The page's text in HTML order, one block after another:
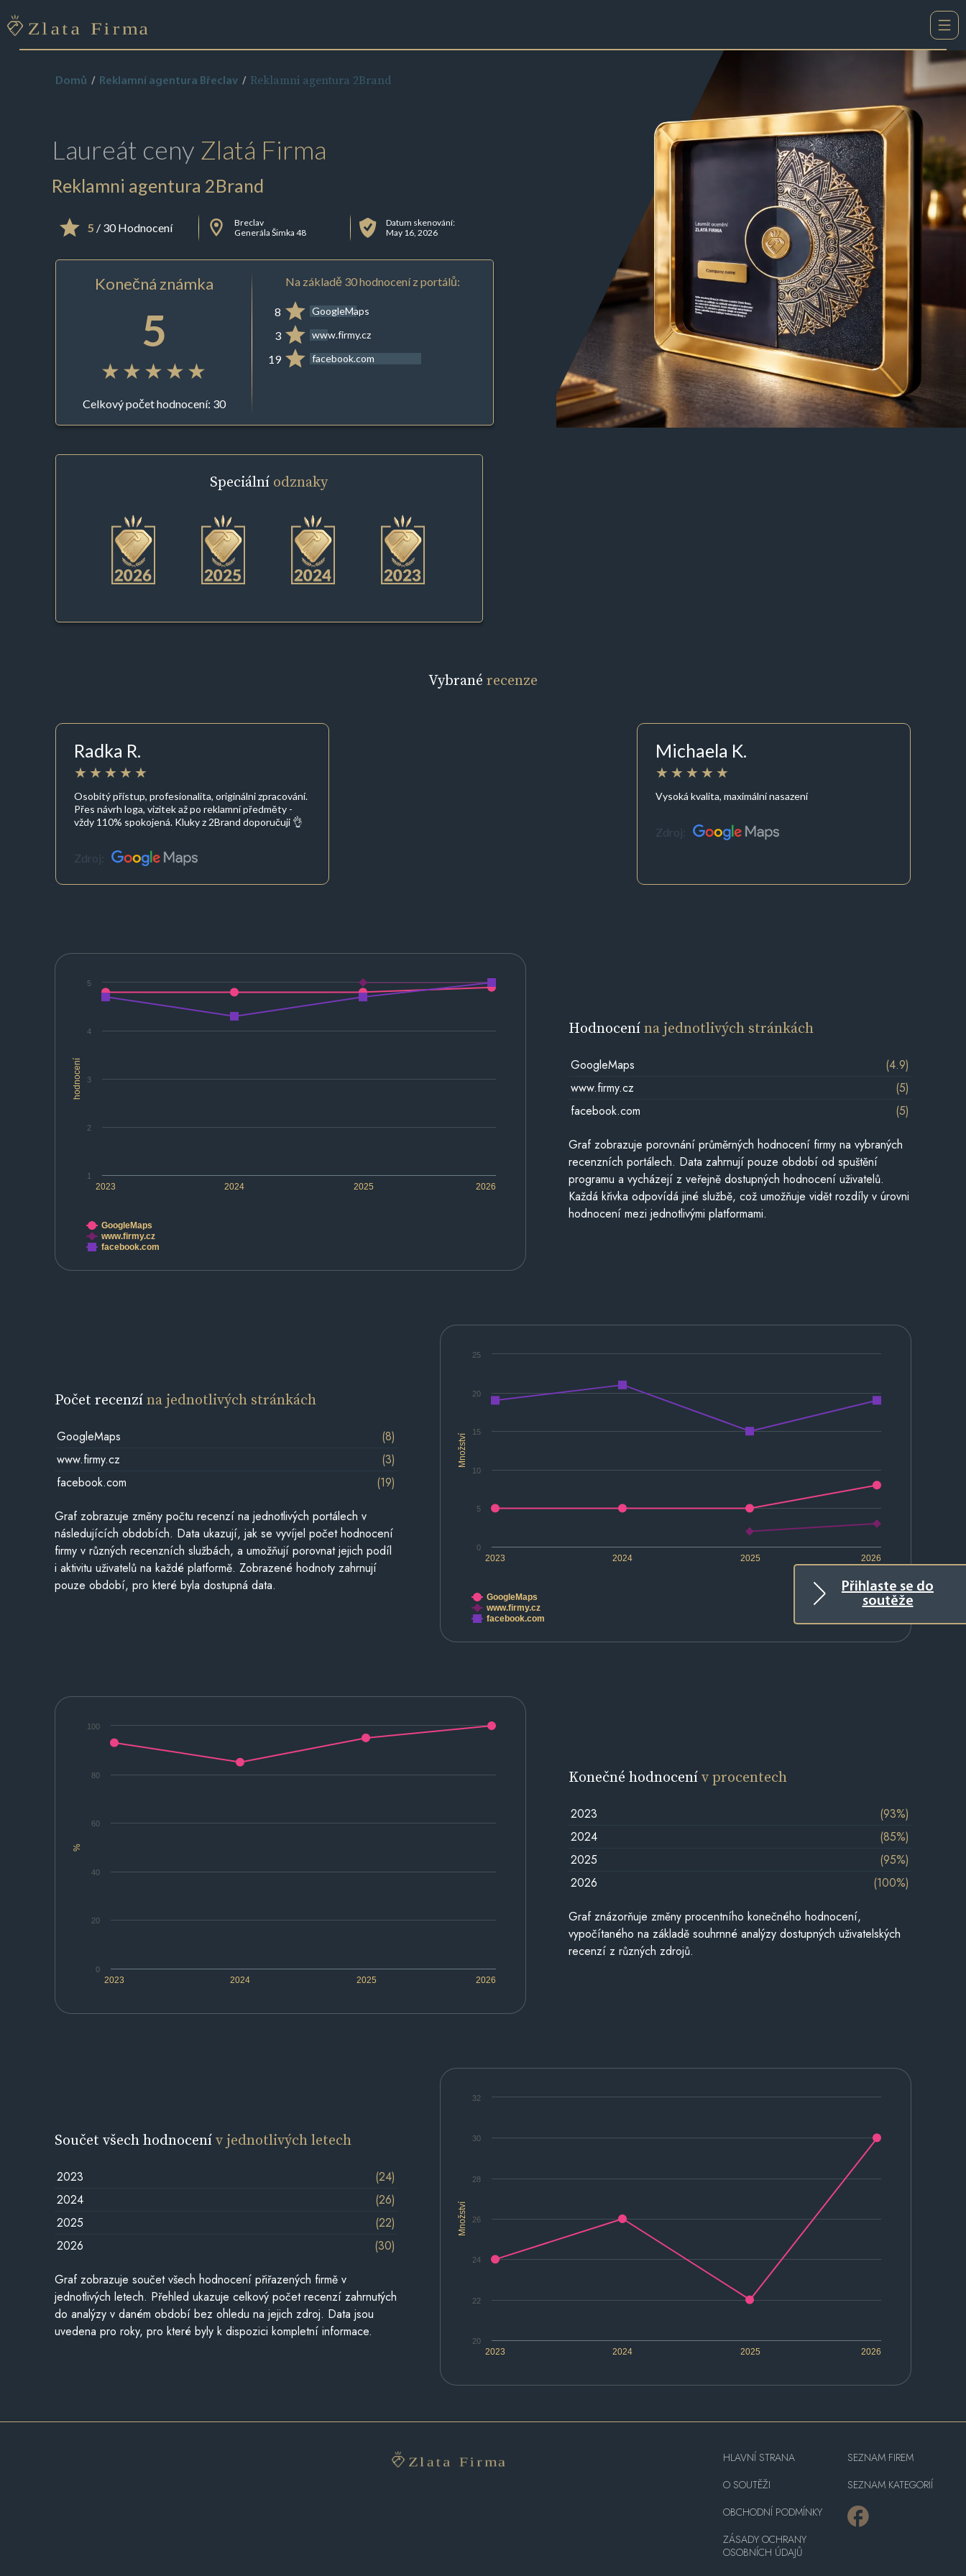
Přihlaste se do
soutěže
Domů Reklamní agentura Břeclav Reklamni agentura 2Brand
Laureát ceny Zlatá Firma
Reklamni agentura 2Brand
5 / 30 Hodnocení
Breclav
Generála Šimka 48
Datum skenování:
May 16, 2026
Konečná známka
5
Celkový počet hodnocení: 30
Na základě 30 hodnocení z portálů:
8 GoogleMaps
3 www.firmy.cz
19 facebook.com
Speciální odznaky
Vybrané recenze
Radka R.
Osobitý přístup, profesionalita, originálni zpracování.
Přes návrh loga, vizitek až po reklamní předměty -
vždy 110% spokojená. Kluky z 2Brand doporučuji 👌
Zdroj:
Michaela K.
Vysoká kvalita, maximální nasazení
Zdroj:
hodnocení
2023 2024 2025 2026
1
2
3
4
5
GoogleMaps
www.firmy.cz
facebook.com
Hodnocenína jednotlivých stránkách
GoogleMaps
(4.9)
www.firmy.cz
(5)
facebook.com
(5)
Graf zobrazuje porovnání průměrných hodnocení firmy na vybraných
recenzních portálech. Data zahrnují pouze období od spuštění
programu a vycházejí z veřejně dostupných hodnocení uživatelů.
Každá křivka odpovídá jiné službě, což umožňuje vidět rozdíly v úrovni
hodnocení mezi jednotlivými platformami.
Množství
2023 2024 2025 2026
0
5
10
15
20
25
GoogleMaps
www.firmy.cz
facebook.com
Počet recenzína jednotlivých stránkách
GoogleMaps
(8)
www.firmy.cz
(3)
facebook.com
(19)
Graf zobrazuje změny počtu recenzí na jednotlivých portálech v
následujících obdobích. Data ukazují, jak se vyvíjel počet hodnocení
firmy v různých recenzních službách, a umožňují porovnat jejich podíl
i aktivitu uživatelů na každé platformě. Zobrazené hodnoty zahrnují
pouze období, pro které byla dostupná data.
%
2023 2024 2025 2026
0
20
40
60
80
100
Konečné hodnocenív procentech
2023
(93%)
2024
(85%)
2025
(95%)
2026
(100%)
Graf znázorňuje změny procentního konečného hodnocení,
vypočítaného na základě souhrnné analýzy dostupných uživatelských
recenzí z různých zdrojů.
Množství
2023 2024 2025 2026
20
22
24
26
28
30
32
Součet všech hodnocenív jednotlivých letech
2023
(24)
2024
(26)
2025
(22)
2026
(30)
Graf zobrazuje součet všech hodnocení přiřazených firmě v
jednotlivých letech. Přehled ukazuje celkový počet recenzí zahrnutých
do analýzy v daném období bez ohledu na jejich zdroj. Data jsou
uvedena pro roky, pro které byly k dispozici kompletní informace.
HLAVNÍ STRANA
O SOUTĚŽI
OBCHODNÍ PODMÍNKY
ZÁSADY OCHRANY
OSOBNÍCH ÚDAJŮ
SEZNAM FIREM
SEZNAM KATEGORIÍ